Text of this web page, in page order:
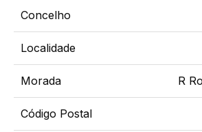
Concelho
Localidade
Morada R
Código Postal